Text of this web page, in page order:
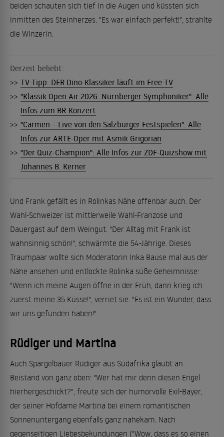
beiden schauten sich tief in die Augen und küssten sich
inmitten des Steinherzes. "Es war einfach perfekt!", strahlte
die Winzerin.
Derzeit beliebt:
>> TV-Tipp: DER Dino-Klassiker läuft im Free-TV
>> "Klassik Open Air 2026: Nürnberger Symphoniker": Alle
Infos zum BR-Konzert
>> "Carmen – Live von den Salzburger Festspielen": Alle
Infos zur ARTE-Oper mit Asmik Grigorian
>> "Der Quiz-Champion": Alle Infos zur ZDF-Quizshow mit
Johannes B. Kerner
Und Frank gefällt es in Rolinkas Nähe offenbar auch. Der
Wahl-Schweizer ist mittlerweile Wahl-Franzose und
Dauergast auf dem Weingut. "Der Alltag mit Frank ist
wahnsinnig schön!", schwärmte die 54-Jährige. Dieses
Traumpaar wollte sich Moderatorin Inka Bause mal aus der
Nähe ansehen und entlockte Rolinka süße Geheimnisse:
"Wenn ich meine Augen öffne in der Früh, dann krieg ich
zuerst meine 35 Küsse!", verriet sie. "Es ist ein Wunder, dass
wir uns gefunden haben!"
Rüdiger und Martina
Auch Spargelbauer Rüdiger aus Südafrika glaubt an
Beistand von ganz oben: "Wer hat mir denn diesen Engel
hierhergeschickt?", freute sich der humorvolle Exil-Bayer,
der seiner Hofdame Martina bei einem romantischen
Sonnenuntergang ebenfalls ganz nahekam. Nach
gegenseitigen Liebesbekundungen ("Wow, dass es so einen